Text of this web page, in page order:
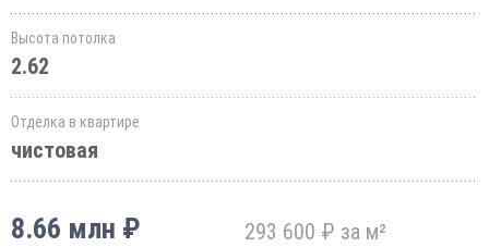
Высота потолка
2.62
Отделка в квартире
чистовая
8.66 млн ₽ 293 600 ₽ за м²